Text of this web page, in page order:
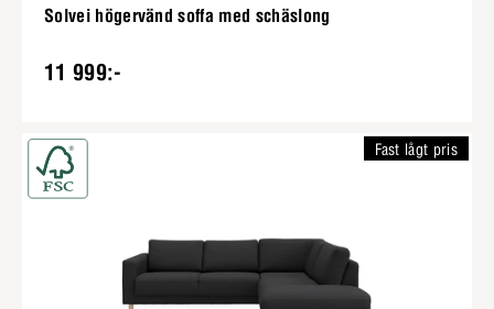
Solvei högervänd soffa med schäslong
11 999:-
Fast lågt pris